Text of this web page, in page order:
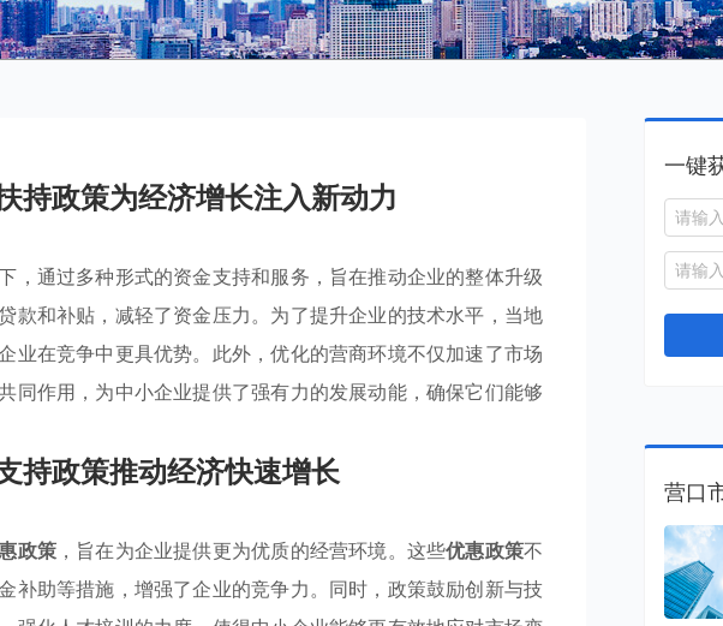
持政策为经济增长注入新动力
，通过多种形式的资金支持和服务，旨在推动企业的整体升级
款和补贴，减轻了资金压力。为了提升企业的技术水平，当地
业在竞争中更具优势。此外，优化的营商环境不仅加速了市场
同作用，为中小企业提供了强有力的发展动能，确保它们能够
持政策推动经济快速增长
政策 ，旨在为企业提供更为优质的经营环境。这些优惠政策不
补助等措施，增强了企业的竞争力。同时，政策鼓励创新与技
一键
营口